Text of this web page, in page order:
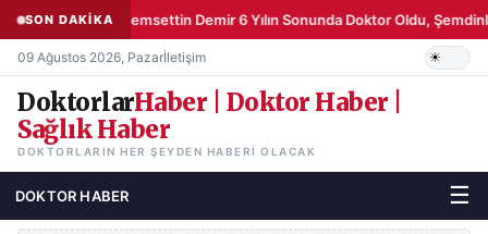
SON DAKİKA Şemsettin Demir 6 Yılın Sonunda Doktor Oldu,
09 Ağustos 2026, Pazarİletişim
DoktorlarHaber | Doktor Haber |
Sağlık Haber
DOKTORLARIN HER ŞEYDEN HABERI OLACAK
DOKTOR HABER ☰